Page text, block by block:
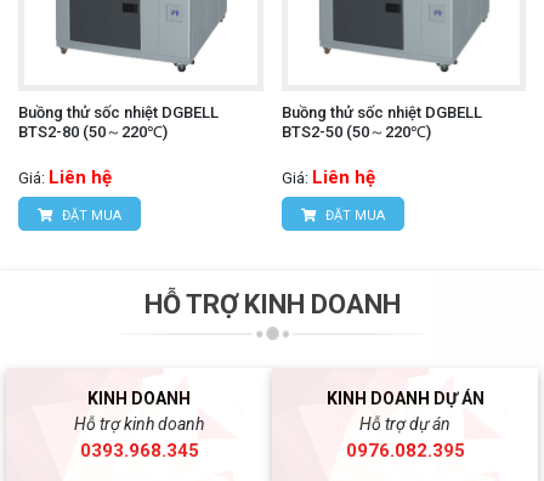
Buồng thử sốc nhiệt DGBELL
BTS2-80 (50～220℃)
Giá: Liên hệ
ĐẶT MUA
Buồng thử sốc nhiệt DGBELL
BTS2-50 (50～220℃)
Giá: Liên hệ
ĐẶT MUA
HỖ TRỢ KINH DOANH
KINH DOANH
Hỗ trợ kinh doanh
0393.968.345
KINH DOANH DỰ ÁN
Hỗ trợ dự án
0976.082.395